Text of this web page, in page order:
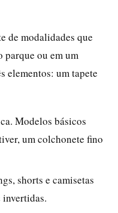
de modalidades que
parque ou em um
elementos: um tapete
Modelos básicos
um colchonete fino
shorts e camisetas
invertidas.